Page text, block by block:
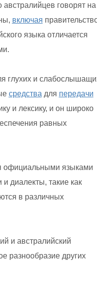
говорят на
включая
языка отличается
глухих и
средства для передачи
и лексику, и он широко
равных
официальными языками
диалекты, такие как
в различных
и австралийский
разнообразие других